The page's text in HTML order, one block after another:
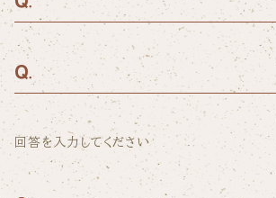
回答を入力してください